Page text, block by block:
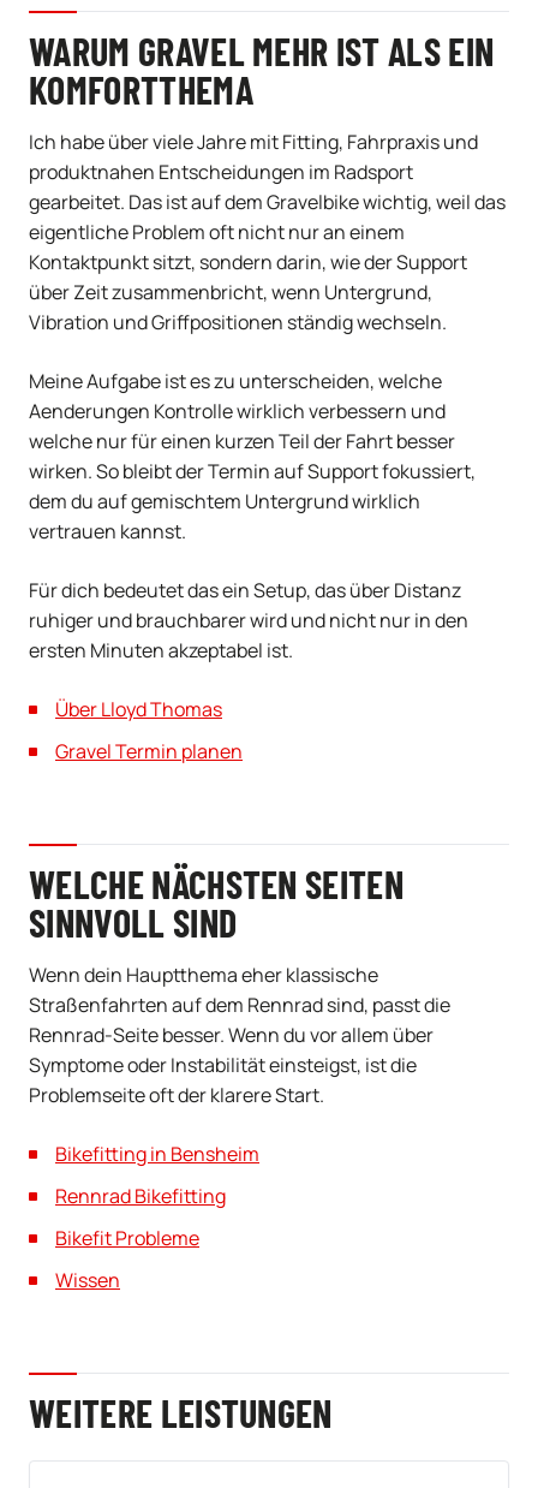
WARUM GRAVEL MEHR IST ALS EIN
KOMFORTTHEMA
Ich habe über viele Jahre mit Fitting, Fahrpraxis und
produktnahen Entscheidungen im Radsport
gearbeitet. Das ist auf dem Gravelbike wichtig, weil das
eigentliche Problem oft nicht nur an einem
Kontaktpunkt sitzt, sondern darin, wie der Support
über Zeit zusammenbricht, wenn Untergrund,
Vibration und Griffpositionen ständig wechseln.
Meine Aufgabe ist es zu unterscheiden, welche
Aenderungen Kontrolle wirklich verbessern und
welche nur für einen kurzen Teil der Fahrt besser
wirken. So bleibt der Termin auf Support fokussiert,
dem du auf gemischtem Untergrund wirklich
vertrauen kannst.
Für dich bedeutet das ein Setup, das über Distanz
ruhiger und brauchbarer wird und nicht nur in den
ersten Minuten akzeptabel ist.
Über Lloyd Thomas
Gravel Termin planen
WELCHE NÄCHSTEN SEITEN
SINNVOLL SIND
Wenn dein Hauptthema eher klassische
Straßenfahrten auf dem Rennrad sind, passt die
Rennrad-Seite besser. Wenn du vor allem über
Symptome oder Instabilität einsteigst, ist die
Problemseite oft der klarere Start.
Bikefitting in Bensheim
Rennrad Bikefitting
Bikefit Probleme
Wissen
WEITERE LEISTUNGEN